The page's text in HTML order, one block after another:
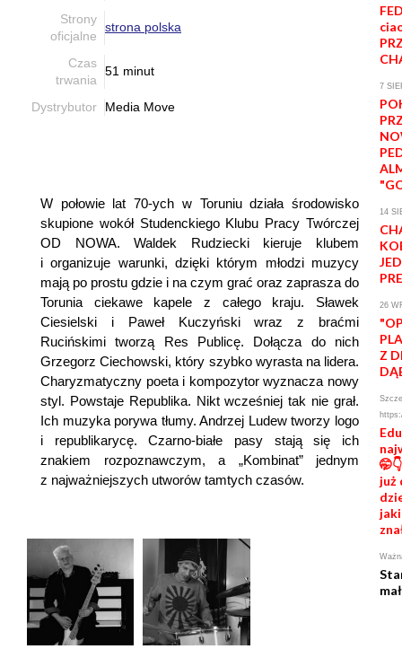
Strony
oficjalne
strona polska
Czas
trwania
51 minut
Dystrybutor Media Move
W połowie lat 70-ych w Toruniu działa środowisko
skupione wokół Studenckiego Klubu Pracy Twórczej
OD NOWA. Waldek Rudziecki kieruje klubem
i organizuje warunki, dzięki którym młodzi muzycy
mają po prostu gdzie i na czym grać oraz zaprasza do
Torunia ciekawe kapele z całego kraju. Sławek
Ciesielski i Paweł Kuczyński wraz z braćmi
Rucińskimi tworzą Res Publicę. Dołącza do nich
Grzegorz Ciechowski, który szybko wyrasta na lidera.
Charyzmatyczny poeta i kompozytor wyznacza nowy
styl. Powstaje Republika. Nikt wcześniej tak nie grał.
Ich muzyka porywa tłumy. Andrzej Ludew tworzy logo
i republikarycę. Czarno-białe pasy stają się ich
znakiem rozpoznawczym, a „Kombinat” jednym
z najważniejszych utworów tamtych czasów.
7
14
26
Z
już